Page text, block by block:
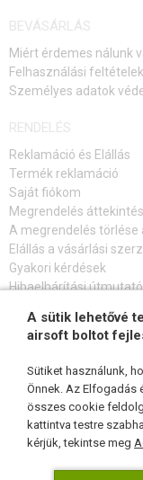
BEVÁSÁRLÁS
Miért érdemes nálunk
Felhasználási feltételek
Személyes adatok
RENDELÉS
Reklamáció és Elállás
Termék reklamáció
Saját fiókom
Megrendelés
A megrendelés törlése
Elállás a vásárlási
Gyakori kérdések
Hibaelhárítási útmutató
FELIRATKOZÁS
KÖVESSEN MINKET
A sütik lehetővé
airsoft boltot
Sütiket használunk,
Önnek. Az Elfogadás
összes cookie
kattintva testre
kérjük, tekintse meg